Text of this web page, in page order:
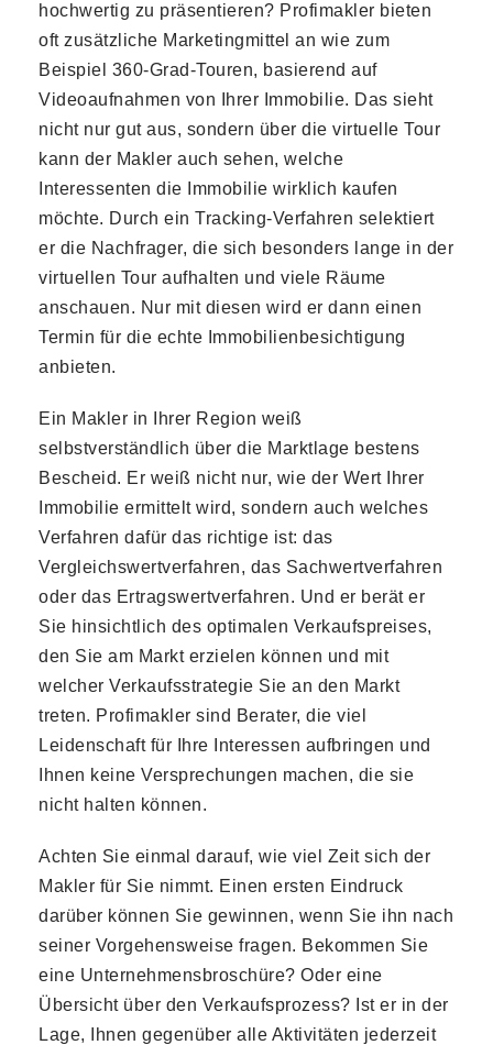
hochwertig zu präsentieren? Profimakler bieten
oft zusätzliche Marketingmittel an wie zum
Beispiel 360-Grad-Touren, basierend auf
Videoaufnahmen von Ihrer Immobilie. Das sieht
nicht nur gut aus, sondern über die virtuelle Tour
kann der Makler auch sehen, welche
Interessenten die Immobilie wirklich kaufen
möchte. Durch ein Tracking-Verfahren selektiert
er die Nachfrager, die sich besonders lange in der
virtuellen Tour aufhalten und viele Räume
anschauen. Nur mit diesen wird er dann einen
Termin für die echte Immobilienbesichtigung
anbieten.
Ein Makler in Ihrer Region weiß
selbstverständlich über die Marktlage bestens
Bescheid. Er weiß nicht nur, wie der Wert Ihrer
Immobilie ermittelt wird, sondern auch welches
Verfahren dafür das richtige ist: das
Vergleichswertverfahren, das Sachwertverfahren
oder das Ertragswertverfahren. Und er berät er
Sie hinsichtlich des optimalen Verkaufspreises,
den Sie am Markt erzielen können und mit
welcher Verkaufsstrategie Sie an den Markt
treten. Profimakler sind Berater, die viel
Leidenschaft für Ihre Interessen aufbringen und
Ihnen keine Versprechungen machen, die sie
nicht halten können.
Achten Sie einmal darauf, wie viel Zeit sich der
Makler für Sie nimmt. Einen ersten Eindruck
darüber können Sie gewinnen, wenn Sie ihn nach
seiner Vorgehensweise fragen. Bekommen Sie
eine Unternehmensbroschüre? Oder eine
Übersicht über den Verkaufsprozess? Ist er in der
Lage, Ihnen gegenüber alle Aktivitäten jederzeit